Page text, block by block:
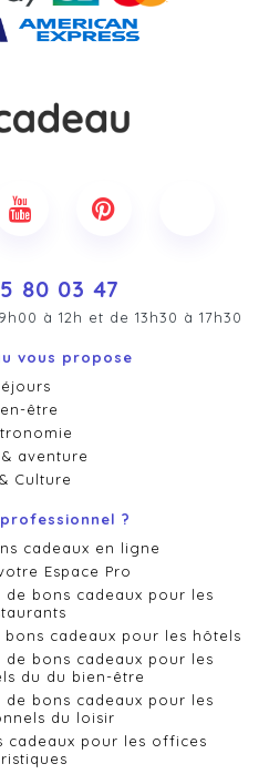
80 03 47
à 12h et de 13h30 à 17h30
vous propose
être
aventure
Culture
?
cadeaux en ligne
Espace Pro
bons cadeaux pour les
cadeaux pour les hôtels
bons cadeaux pour les
du du bien-être
bons cadeaux pour les
du loisir
cadeaux pour les offices